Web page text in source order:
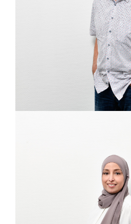
Service Assistentin,